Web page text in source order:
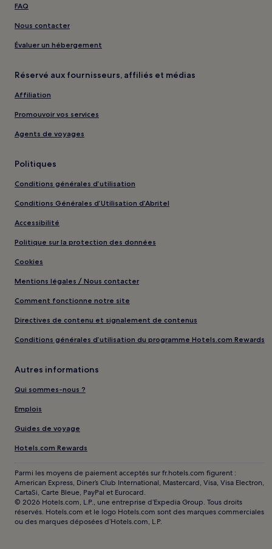
FAQ
Nous contacter
Évaluer un hébergement
Réservé aux fournisseurs, affiliés et médias
Affiliation
Promouvoir vos services
Agents de voyages
Politiques
Conditions générales d’utilisation
Conditions Générales d’Utilisation d’Abritel
Accessibilité
Politique sur la protection des données
Cookies
Mentions légales / Nous contacter
Comment fonctionne notre site
Directives de contenu et signalement de contenus
Conditions générales d’utilisation du programme Hotels.com Rewards
Autres informations
Qui sommes-nous ?
Emplois
Guides de voyage
Hotels.com Rewards
Parmi les moyens de paiement acceptés sur fr.hotels.com figurent :
American Express, Diner’s Club International, Mastercard, Visa, Visa Electron,
CartaSi, Carte Bleue, PayPal et Eurocard.
© 2026 Hotels.com, L.P., une entreprise d’Expedia Group. Tous droits
réservés. Hotels.com et le logo Hotels.com sont des marques commerciales
ou des marques déposées d’Hotels.com, L.P.